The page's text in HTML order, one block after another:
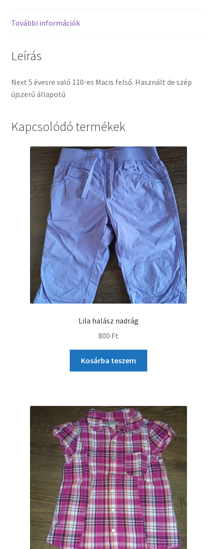
További információk
Leírás
Next 5 évesre való 110-es Macis felső. Használt de szép
újszerű állapotú
Kapcsolódó termékek
Lila halász nadrág
800 Ft
Kosárba teszem